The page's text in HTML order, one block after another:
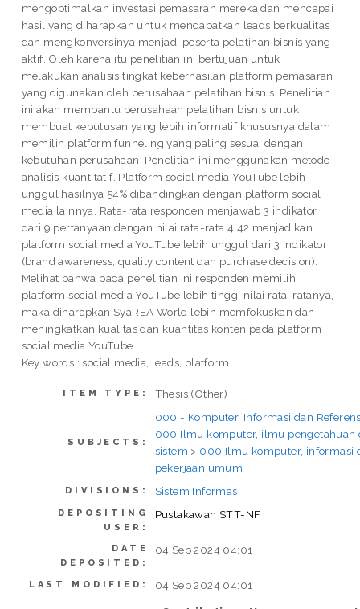
mengoptimalkan investasi pemasaran mereka dan mencapai
hasil yang diharapkan untuk mendapatkan leads berkualitas
dan mengkonversinya menjadi peserta pelatihan bisnis yang
aktif. Oleh karena itu penelitian ini bertujuan untuk
melakukan analisis tingkat keberhasilan platform pemasaran
yang digunakan oleh perusahaan pelatihan bisnis. Penelitian
ini akan membantu perusahaan pelatihan bisnis untuk
membuat keputusan yang lebih informatif khususnya dalam
memilih platform funneling yang paling sesuai dengan
kebutuhan perusahaan. Penelitian ini menggunakan metode
analisis kuantitatif. Platform social media YouTube lebih
unggul hasilnya 54% dibandingkan dengan platform social
media lainnya. Rata-rata responden menjawab 3 indikator
dari 9 pertanyaan dengan nilai rata-rata 4,42 menjadikan
platform social media YouTube lebih unggul dari 3 indikator
(brand awareness, quality content dan purchase decision).
Melihat bahwa pada penelitian ini responden memilih
platform social media YouTube lebih tinggi nilai rata-ratanya,
maka diharapkan SyaREA World lebih memfokuskan dan
meningkatkan kualitas dan kuantitas konten pada platform
social media YouTube.
Key words : social media, leads, platform
ITEM TYPE: Thesis (Other)
SUBJECTS:
000 - Komputer, Informasi dan
000 Ilmu komputer, ilmu pengetahuan
sistem > 000 Ilmu komputer, informasi
pekerjaan umum
DIVISIONS: Sistem Informasi
DEPOSITING
USER:
Pustakawan STT-NF
DATE
DEPOSITED:
04 Sep 2024 04:01
LAST MODIFIED: 04 Sep 2024 04:01